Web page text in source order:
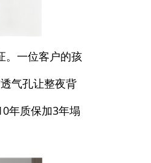
。一位客户的孩
气孔让整夜背
年质保加3年塌